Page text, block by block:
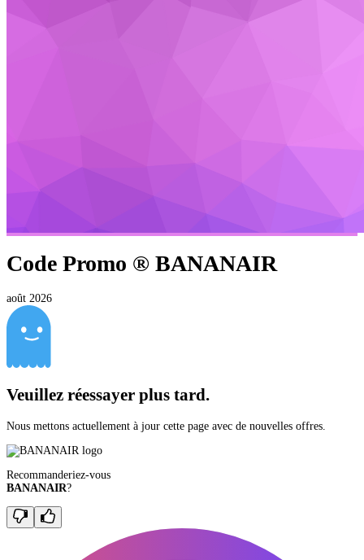
Code Promo ® BANANAIR
août 2026
Veuillez réessayer plus tard.
Nous mettons actuellement à jour cette page avec de nouvelles offres.
Recommanderiez-vous
BANANAIR?